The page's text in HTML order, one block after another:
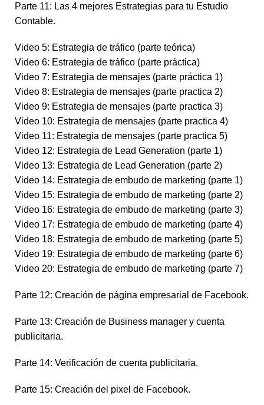
Parte 11: Las 4 mejores Estrategias para tu Estudio
Contable.
Video 5: Estrategia de tráfico (parte teórica)
Video 6: Estrategia de tráfico (parte práctica)
Video 7: Estrategia de mensajes (parte práctica 1)
Video 8: Estrategia de mensajes (parte practica 2)
Video 9: Estrategia de mensajes (parte practica 3)
Video 10: Estrategia de mensajes (parte practica 4)
Video 11: Estrategia de mensajes (parte practica 5)
Video 12: Estrategia de Lead Generation (parte 1)
Video 13: Estrategia de Lead Generation (parte 2)
Video 14: Estrategia de embudo de marketing (parte 1)
Video 15: Estrategia de embudo de marketing (parte 2)
Video 16: Estrategia de embudo de marketing (parte 3)
Video 17: Estrategia de embudo de marketing (parte 4)
Video 18: Estrategia de embudo de marketing (parte 5)
Video 19: Estrategia de embudo de marketing (parte 6)
Video 20: Estrategia de embudo de marketing (parte 7)
Parte 12: Creación de página empresarial de Facebook.
Parte 13: Creación de Business manager y cuenta
publicitaria.
Parte 14: Verificación de cuenta publicitaria.
Parte 15: Creación del pixel de Facebook.